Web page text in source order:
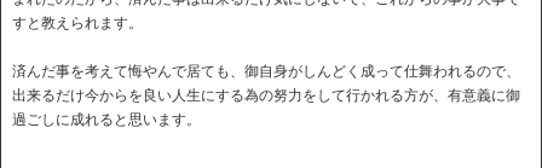
すと教えられます。
済んだ事を考えて悔やんで居ても、御自身がしんどく成って仕舞われるので、
出来るだけ今からを良い人生にする為の努力をして行かれる方が、有意義に御
過ごしに成れると思います。